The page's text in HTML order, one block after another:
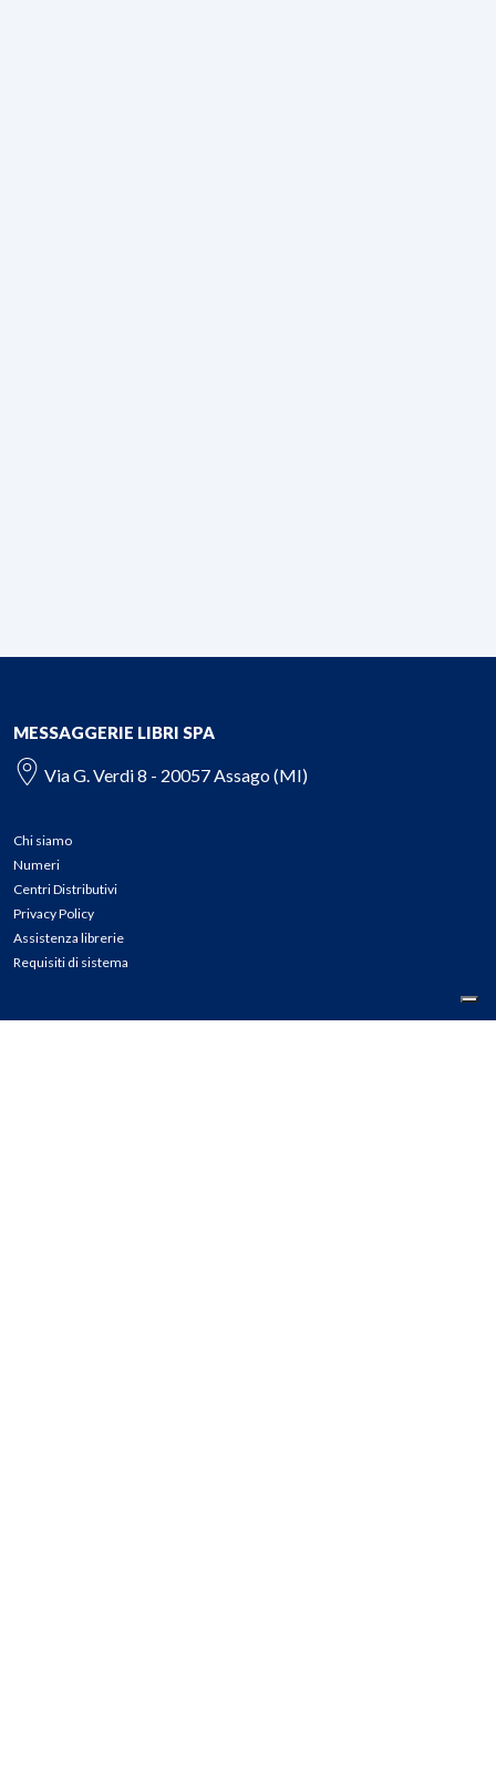
MESSAGGERIE LIBRI SPA
Via G. Verdi 8 - 20057 Assago (MI)
Chi siamo
Numeri
Centri Distributivi
Privacy Policy
Assistenza librerie
Requisiti di sistema
CONTATTI